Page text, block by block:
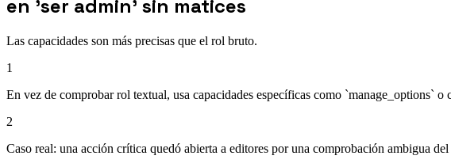
en 'ser admin' sin matices
Las capacidades son más precisas que el rol bruto.
1
En vez de comprobar rol textual, usa capacidades específicas como `manage_options` o
2
Caso real: una acción crítica quedó abierta a editores por una comprobación ambigua